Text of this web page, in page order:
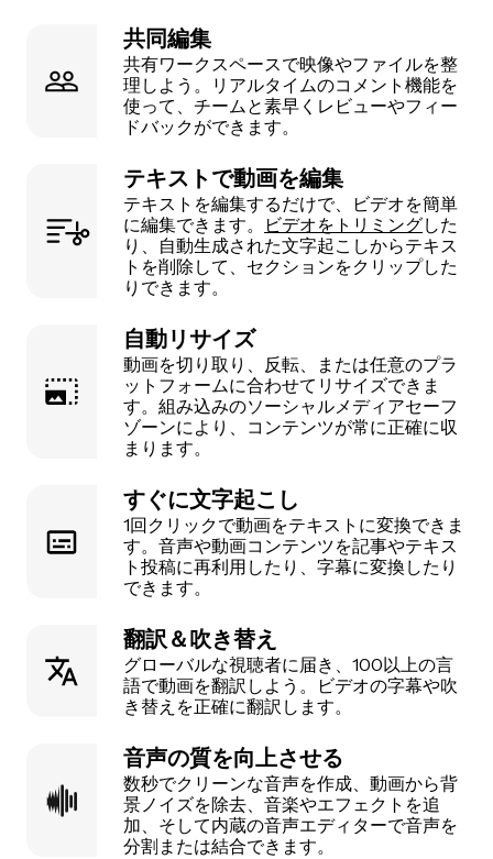
共同編集
共有ワークスペースで映像やファイルを整
理しよう。リアルタイムのコメント機能を
使って、チームと素早くレビューやフィー
ドバックができます。
テキストで動画を編集
テキストを編集するだけで、ビデオを簡単
に編集できます。
ビデオをトリミングした
り、自動生成された文字起こしからテキス
トを削除して、セクションをクリップした
りできます。
自動リサイズ
動画を切り取り、反転、または任意のプラ
ットフォームに合わせてリサイズできま
す。組み込みのソーシャルメディアセーフ
ゾーンにより、コンテンツが常に正確に収
まります。
すぐに文字起こし
1回クリックで動画をテキストに変換できま
す。音声や動画コンテンツを記事やテキス
ト投稿に再利用したり、字幕に変換したり
できます。
翻訳＆吹き替え
グローバルな視聴者に届き、100以上の言
語で動画を翻訳しよう。ビデオの字幕や吹
き替えを正確に翻訳します。
音声の質を向上させる
数秒でクリーンな音声を作成、動画から背
景ノイズを除去、音楽やエフェクトを追
加、そして内蔵の音声エディターで音声を
分割または結合できます。